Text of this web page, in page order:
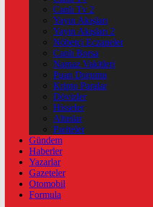
Canlı Tv 2
Yayın Akışları
Yayın Akışları 2
Nöbetçi Eczaneler
Canlı Borsa
Namaz Vakitleri
Puan Durumu
Kripto Paralar
Dövizler
Hisseler
Altınlar
Pariteler
Gündem
Haberler
Yazarlar
Gazeteler
Otomobil
Formula